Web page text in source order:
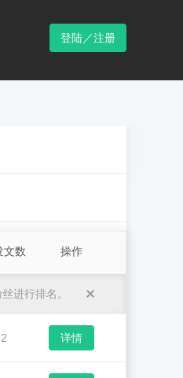
登陆／注册
文数 操作
进行排名。
2 详情